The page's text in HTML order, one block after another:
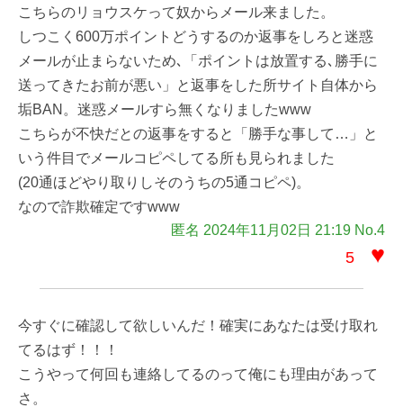
こちらのリョウスケって奴からメール来ました。
しつこく600万ポイントどうするのか返事をしろと迷惑
メールが止まらないため､「ポイントは放置する､勝手に
送ってきたお前が悪い」と返事をした所サイト自体から
垢BAN。迷惑メールすら無くなりましたwww
こちらが不快だとの返事をすると「勝手な事して…」と
いう件目でメールコピペしてる所も見られました
(20通ほどやり取りしそのうちの5通コピペ)。
なので詐欺確定ですwww
匿名 2024年11月02日 21:19 No.4
5 ♥
今すぐに確認して欲しいんだ！確実にあなたは受け取れ
てるはず！！！
こうやって何回も連絡してるのって俺にも理由があって
さ。